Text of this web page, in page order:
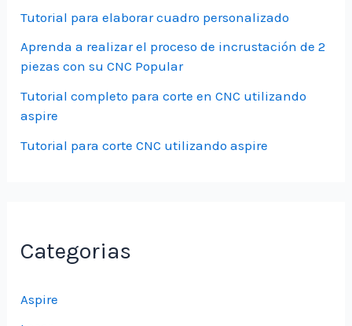
Tutorial para elaborar cuadro personalizado
Aprenda a realizar el proceso de incrustación de 2
piezas con su CNC Popular
Tutorial completo para corte en CNC utilizando
aspire
Tutorial para corte CNC utilizando aspire
Categorias
Aspire